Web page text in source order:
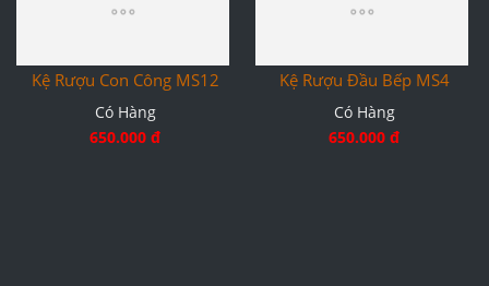
Kệ Rượu Con Công MS12
Có Hàng
650.000 đ
Kệ Rượu Đầu Bếp MS4
Có Hàng
650.000 đ